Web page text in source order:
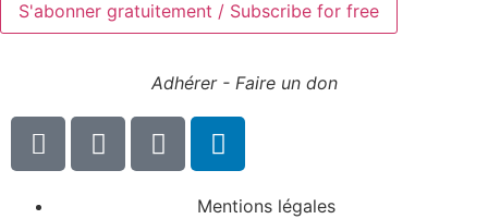
Adhérer - Faire un don
Mentions légales